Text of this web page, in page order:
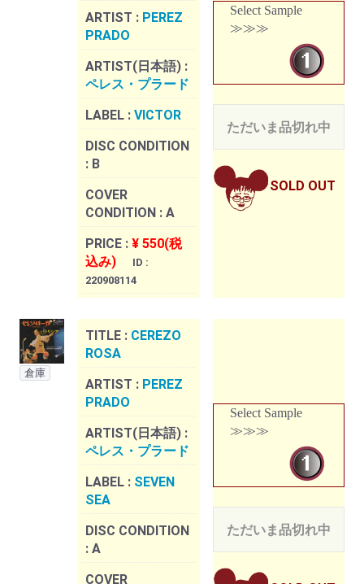
ARTIST : PEREZ
PRADO
ARTIST(日本語) :
ペレス・プラード
LABEL : VICTOR
DISC CONDITION
: B
COVER
CONDITION : A
PRICE : ¥ 550(税
込み)
ID :
220908114
Select Sample
≫≫≫
ただいま品切れ中
SOLD OUT
倉庫
TITLE : CEREZO
ROSA
ARTIST : PEREZ
PRADO
ARTIST(日本語) :
ペレス・プラード
LABEL : SEVEN
SEA
DISC CONDITION
: A
COVER
Select Sample
≫≫≫
ただいま品切れ中